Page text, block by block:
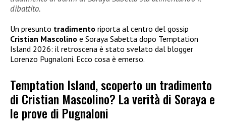
dibattito.
Un presunto tradimento riporta al centro del gossip
Cristian Mascolino e Soraya Sabetta dopo Temptation
Island 2026: il retroscena è stato svelato dal blogger
Lorenzo Pugnaloni. Ecco cosa è emerso.
Temptation Island, scoperto un tradimento
di Cristian Mascolino? La verità di Soraya e
le prove di Pugnaloni